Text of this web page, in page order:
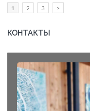
Пагинация
Page
1 Page
2 Page
3 >
КОНТАКТЫ